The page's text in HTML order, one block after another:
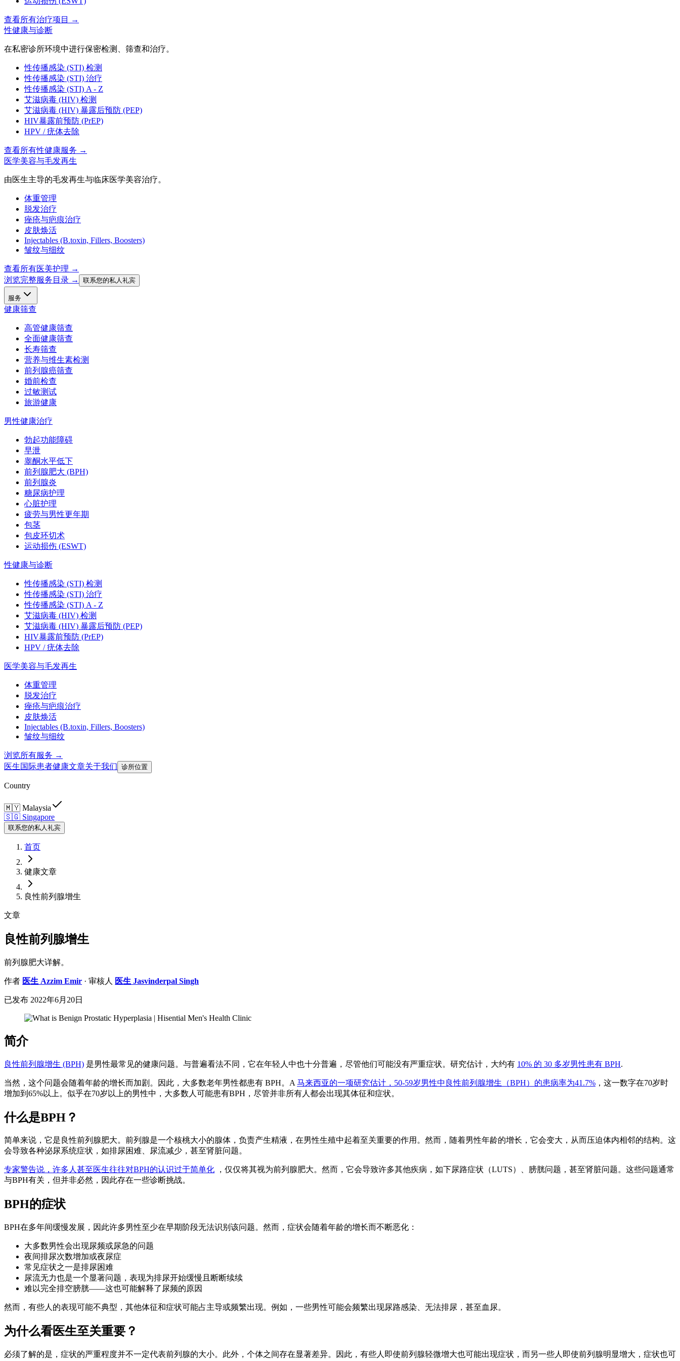
查看所有治疗项目
→
性健康与诊断
在私密诊所环境中进行保密检测、筛查和治疗。
性传播感染 (STI) 检测
性传播感染 (STI) 治疗
性传播感染 (STI) A - Z
艾滋病毒 (HIV) 检测
艾滋病毒 (HIV) 暴露后预防 (PEP)
HIV暴露前预防 (PrEP)
HPV / 疣体去除
查看所有性健康服务 →
医学美容与毛发再生
由医生主导的毛发再生与临床医学美容治疗。
体重管理
脱发治疗
痤疮与疤痕治疗
皮肤焕活
Injectables (B.toxin, Fillers, Boosters)
皱纹与细纹
查看所有医美护理 →
浏览完整服务目录 →
联系您的私人礼宾
服务
健康筛查
高管健康筛查
全面健康筛查
长寿筛查
营养与维生素检测
前列腺癌筛查
婚前检查
过敏测试
旅游健康
男性健康治疗
勃起功能障碍
早泄
睾酮水平低下
前列腺肥大 (BPH)
前列腺炎
糖尿病护理
心脏护理
疲劳与男性更年期
包茎
包皮环切术
运动损伤 (ESWT)
性健康与诊断
性传播感染 (STI) 检测
性传播感染 (STI) 治疗
性传播感染 (STI) A - Z
艾滋病毒 (HIV) 检测
艾滋病毒 (HIV) 暴露后预防 (PEP)
HIV暴露前预防 (PrEP)
HPV / 疣体去除
医学美容与毛发再生
体重管理
脱发治疗
痤疮与疤痕治疗
皮肤焕活
Injectables (B.toxin, Fillers, Boosters)
皱纹与细纹
浏览所有服务 →
医生国际患者健康文章关于我们 诊所位置
Country
🇲🇾 Malaysia
🇸🇬 Singapore
联系您的私人礼宾
首页
健康文章
良性前列腺增生
文章
良性前列腺增生
前列腺肥大详解。
作者 医生 Azzim Emir · 审核人 医生 Jasvinderpal Singh
已发布 2022年6月20日
简介
良性前列腺增生 (BPH) 是男性最常见的健康问题。与普遍看法不同，它在年轻人中也十分普遍，尽管他们可能没有严重症状。研究估计，大约有 10% 的 30 多岁男性患有 BPH.
当然，这个问题会随着年龄的增长而加剧。因此，大多数老年男性都患有 BPH。A 马来西亚的一项研究估计，50-59岁男性中良性前列腺增生（BPH）的患病率为41.7% ，这一数字在70岁时
增加到65%以上。似乎在70岁以上的男性中，大多数人可能患有BPH，尽管并非所有人都会出现其体征和症状。
什么是BPH？
简单来说，它是良性前列腺肥大。前列腺是一个核桃大小的腺体，负责产生精液，在男性生殖中起着至关重要的作用。然而，随着男性年龄的增长，它会变大，从而压迫体内相邻的结构。这
会导致各种泌尿系统症状，如排尿困难、尿流减少，甚至肾脏问题。
专家警告说，许多人甚至医生往往对BPH的认识过于简单化 ，仅仅将其视为前列腺肥大。然而，它会导致许多其他疾病，如下尿路症状（LUTS）、膀胱问题，甚至肾脏问题。这些问题通常
与BPH有关，但并非必然，因此存在一些诊断挑战。
BPH的症状
BPH在多年间缓慢发展，因此许多男性至少在早期阶段无法识别该问题。然而，症状会随着年龄的增长而不断恶化：
大多数男性会出现尿频或尿急的问题
夜间排尿次数增加或夜尿症
常见症状之一是排尿困难
尿流无力也是一个显著问题，表现为排尿开始缓慢且断断续续
难以完全排空膀胱——这也可能解释了尿频的原因
然而，有些人的表现可能不典型，其他体征和症状可能占主导或频繁出现。例如，一些男性可能会频繁出现尿路感染、无法排尿，甚至血尿。
为什么看医生至关重要？
必须了解的是，症状的严重程度并不一定代表前列腺的大小。此外，个体之间存在显著差异。因此，有些人即使前列腺轻微增大也可能出现症状，而另一些人即使前列腺明显增大，症状也可